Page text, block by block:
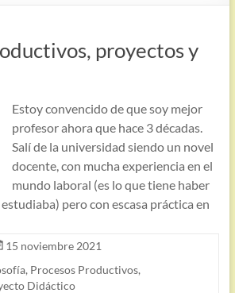
proyectos y
Estoy convencido de que soy mejor
profesor ahora que hace 3 décadas.
Salí de la universidad siendo un novel
docente, con mucha experiencia en el
mundo laboral (es lo que tiene haber
pero con escasa práctica en
15 noviembre 2021
, Procesos Productivos,
Didáctico